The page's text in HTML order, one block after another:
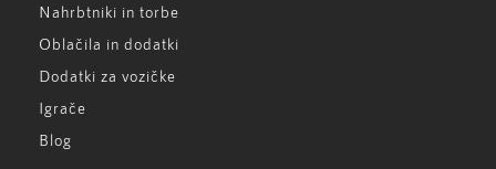
Nahrbtniki in torbe
Oblačila in dodatki
Dodatki za vozičke
Igrače
Blog